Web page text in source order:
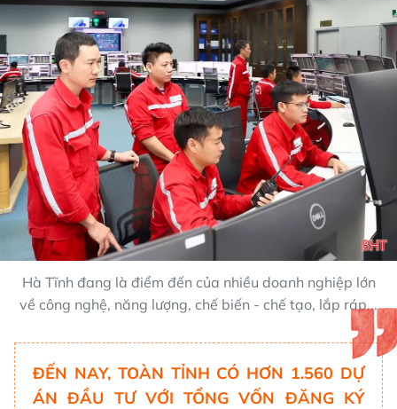
Hà Tĩnh đang là điểm đến của nhiều doanh nghiệp lớn
về công nghệ, năng lượng, chế biến - chế tạo, lắp ráp...
ĐẾN NAY, TOÀN TỈNH CÓ HƠN 1.560 DỰ
ÁN ĐẦU TƯ VỚI TỔNG VỐN ĐĂNG KÝ